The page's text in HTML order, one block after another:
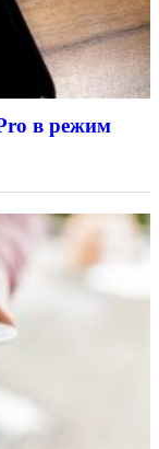
в режим